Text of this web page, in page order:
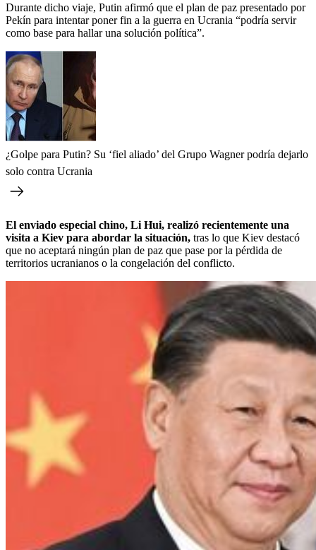
Durante dicho viaje, Putin afirmó que el plan de paz presentado por
Pekín para intentar poner fin a la guerra en Ucrania “podría servir
como base para hallar una solución política”.
¿Golpe para Putin? Su ‘fiel aliado’ del Grupo Wagner podría dejarlo
solo contra Ucrania
El enviado especial chino, Li Hui, realizó recientemente una
visita a Kiev para abordar la situación, tras lo que Kiev destacó
que no aceptará ningún plan de paz que pase por la pérdida de
territorios ucranianos o la congelación del conflicto.